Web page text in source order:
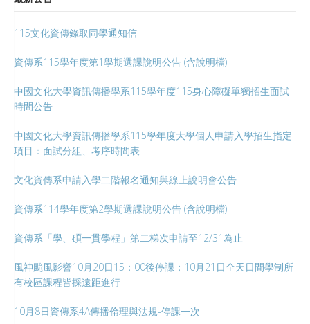
115文化資傳錄取同學通知信
資傳系115學年度第1學期選課說明公告 (含說明檔)
中國文化大學資訊傳播學系115學年度115身心障礙單獨招生面試
時間公告
中國文化大學資訊傳播學系115學年度大學個人申請入學招生指定
項目：面試分組、考序時間表
文化資傳系申請入學二階報名通知與線上說明會公告
資傳系114學年度第2學期選課說明公告 (含說明檔)
資傳系「學、碩一貫學程」第二梯次申請至12/31為止
風神颱風影響10月20日15：00後停課；10月21日全天日間學制所
有校區課程皆採遠距進行
10月8日資傳系4A傳播倫理與法規-停課一次